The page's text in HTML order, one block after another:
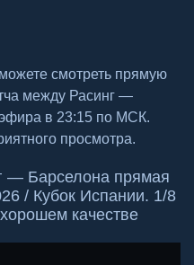
смотреть прямую
между Расинг —
в 23:15 по МСК.
просмотра.
— Барселона прямая
/ Кубок Испании. 1/8
качестве